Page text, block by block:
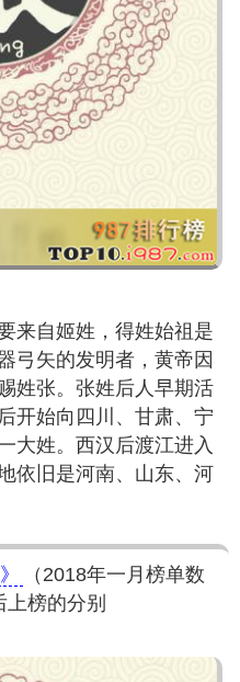
来自姬姓，得姓始祖是
弓矢的发明者，黄帝因
姓张。张姓后人早期活
开始向四川、甘肃、宁
大姓。西汉后渡江进入
依旧是河南、山东、河
（2018年一月榜单数
上榜的分别